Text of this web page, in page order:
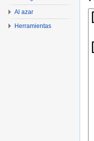
Al azar
Herramientas